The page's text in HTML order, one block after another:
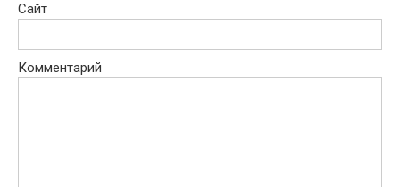
Сайт
Комментарий